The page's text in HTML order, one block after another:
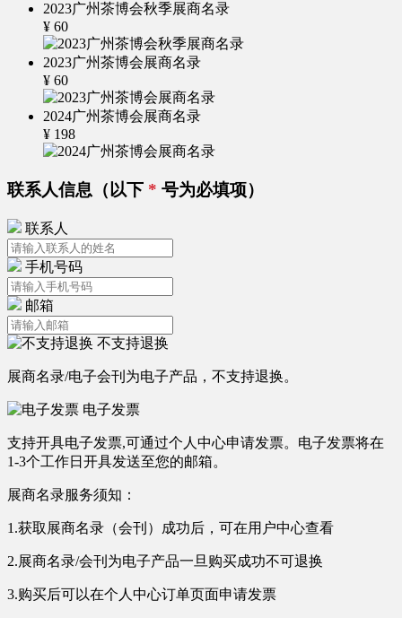
2023广州茶博会秋季展商名录
¥ 60
2023广州茶博会展商名录
¥ 60
2024广州茶博会展商名录
¥ 198
联系人信息 （以下 * 号为必填项）
联系人
手机号码
邮箱
不支持退换
展商名录/电子会刊为电子产品，不支持退换。
电子发票
支持开具电子发票,可通过个人中心申请发票。电子发票将在
1-3个工作日开具发送至您的邮箱。
展商名录服务须知：
1.获取展商名录（会刊）成功后，可在用户中心查看
2.展商名录/会刊为电子产品一旦购买成功不可退换
3.购买后可以在个人中心订单页面申请发票